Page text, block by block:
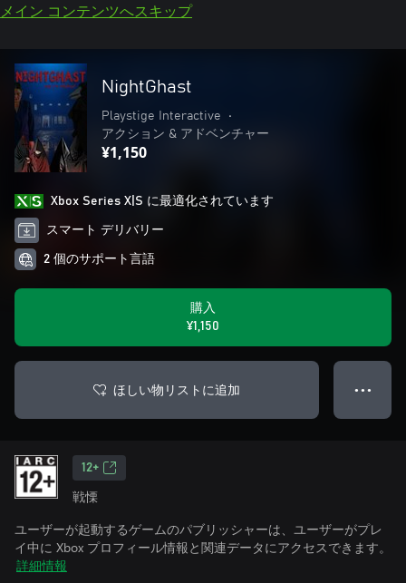
メイン コンテンツへスキップ
NightGhast
Playstige Interactive
•
アクション & アドベンチャー
¥1,150
Xbox Series X|S に最適化されています
スマート デリバリー
2 個のサポート言語
購入
¥1,150
ほしい物リストに追加 ● ● ●
12+
戦慄
ユーザーが起動するゲームのパブリッシャーは、ユーザーがプレ
イ中に Xbox プロフィール情報と関連データにアクセスできます。
詳細情報